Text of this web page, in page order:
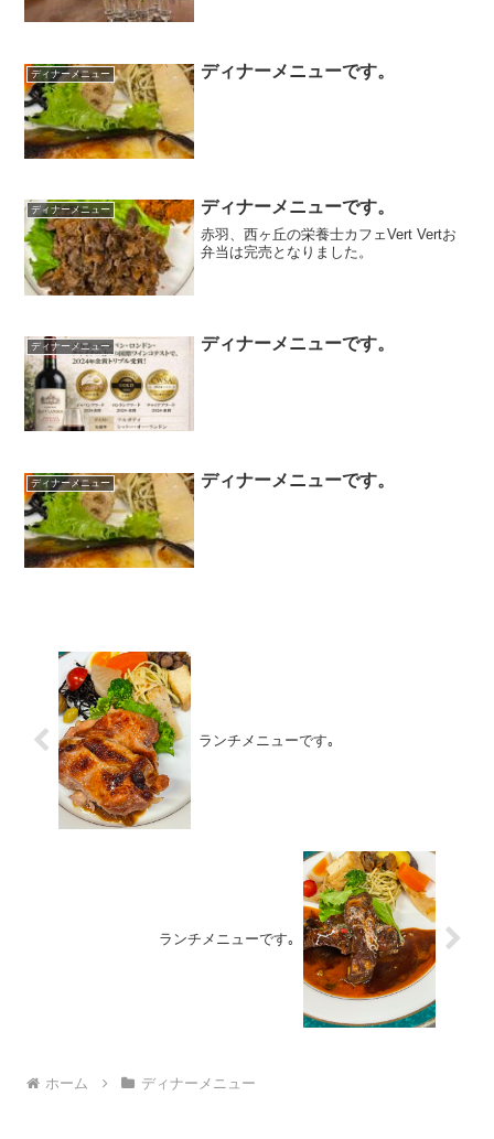
ディナーメニュー ディナーメニューです。
ディナーメニュー ディナーメニューです。
赤羽、西ヶ丘の栄養士カフェVert Vertお
弁当は完売となりました。
ディナーメニュー ディナーメニューです。
ディナーメニュー ディナーメニューです。
ランチメニューです｡
ランチメニューです｡
ホーム ディナーメニュー